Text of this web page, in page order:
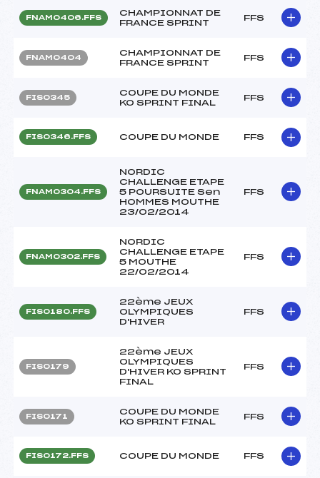
FNAM0406.FFS
CHAMPIONNAT DE
FRANCE SPRINT
FFS
FNAM0404
CHAMPIONNAT DE
FRANCE SPRINT
FFS
FIS0345
COUPE DU MONDE
KO SPRINT FINAL
FFS
FIS0346.FFS COUPE DU MONDE FFS
FNAM0304.FFS
NORDIC
CHALLENGE ETAPE
5 POURSUITE Sen
HOMMES MOUTHE
23/02/2014
FFS
FNAM0302.FFS
NORDIC
CHALLENGE ETAPE
5 MOUTHE
22/02/2014
FFS
FIS0180.FFS
22ème JEUX
OLYMPIQUES
D'HIVER
FFS
FIS0179
22ème JEUX
OLYMPIQUES
D'HIVER KO SPRINT
FINAL
FFS
FIS0171
COUPE DU MONDE
KO SPRINT FINAL
FFS
FIS0172.FFS COUPE DU MONDE FFS